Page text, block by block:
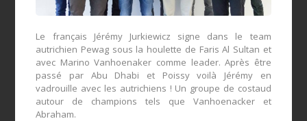
Le français Jérémy Jurkiewicz signe dans le team
autrichien Pewag sous la houlette de Faris Al Sultan et
avec Marino Vanhoenaker comme leader. Après être
passé par Abu Dhabi et Poissy voilà Jérémy en
vadrouille avec les autrichiens ! Un groupe de costaud
autour de champions tels que Vanhoenacker et
Abraham.